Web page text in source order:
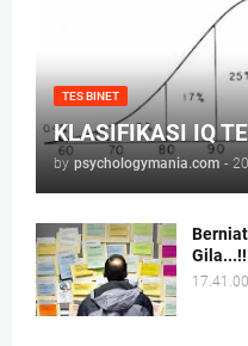
TES BINET
KLASIFIKASI IQ
by psychologymania.com -
17.41.00